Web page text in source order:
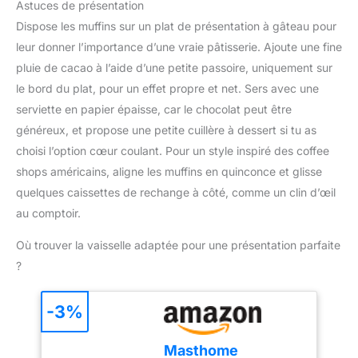
zéro pour chaque nouvel
ingrédient, vous n'avez
plus besoin de changer
de récipient ou de tout
recommencer TRÈS
PRATIQUE: dites adieu
aux erreurs de
fonction liquide qui vous
permet de passer
facilement du sec au
oz PRÊT À L'EMPLOI:
immédiatement votre
balance de cuisine
RANGEMENT SECURISE:
le design fin et le crochet
parfaitement des boules
de crème glacée, rendant
le prélèvement simple et
pratique. Application
polyvalente : Convient à
la fois pour les réunions
de famille et les services
à diverses demandes.
Durable et robuste :
fabriqué en métal de
une utilisation à long
toute sécurité au lave-
vaisselle sans aucun
effet indésirable.
Astuces de présentation
Dispose les muffins sur un plat de présentation à gâteau pour
leur donner l’importance d’une vraie pâtisserie. Ajoute une fine
pluie de cacao à l’aide d’une petite passoire, uniquement sur
le bord du plat, pour un effet propre et net. Sers avec une
serviette en papier épaisse, car le chocolat peut être
généreux, et propose une petite cuillère à dessert si tu as
choisi l’option cœur coulant. Pour un style inspiré des coffee
shops américains, aligne les muffins en quinconce et glisse
quelques caissettes de rechange à côté, comme un clin d’œil
au comptoir.
Où trouver la vaisselle adaptée pour une présentation parfaite
?
Masthome
-3%